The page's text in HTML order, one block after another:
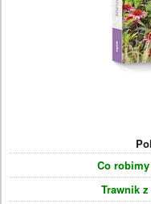
Co
Trawnik